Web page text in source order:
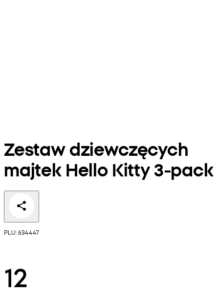
Zestaw dziewczęcych
majtek Hello Kitty 3-pack
PLU: 634447
12